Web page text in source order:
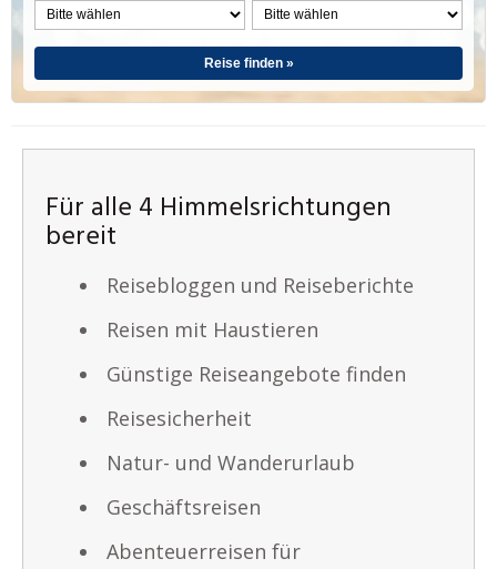
Reise finden »
Für alle 4 Himmelsrichtungen
bereit
Reisebloggen und Reiseberichte
Reisen mit Haustieren
Günstige Reiseangebote finden
Reisesicherheit
Natur- und Wanderurlaub
Geschäftsreisen
Abenteuerreisen für